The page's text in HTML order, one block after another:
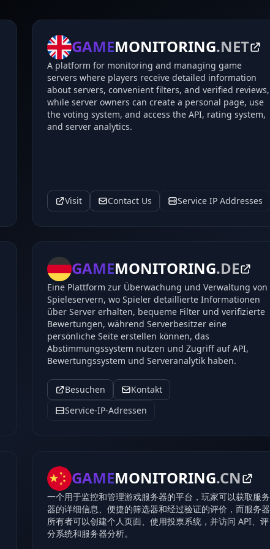
GAMEMONITORING.NET
A platform for monitoring and managing game
servers where players receive detailed information
about servers, convenient filters, and verified reviews,
while server owners can create a personal page, use
the voting system, and access the API, rating system,
and server analytics.
Visit Contact Us Service IP Addresses
GAMEMONITORING.DE
Eine Plattform zur Überwachung und Verwaltung von
Spieleservern, wo Spieler detaillierte Informationen
über Server erhalten, bequeme Filter und verifizierte
Bewertungen, während Serverbesitzer eine
persönliche Seite erstellen können, das
Abstimmungssystem nutzen und Zugriff auf API,
Bewertungssystem und Serveranalytik haben.
Besuchen
Kontakt
Service-IP-Adressen
GAMEMONITORING.CN
一个用于监控和管理游戏服务器的平台，玩家可以获取服务
器的详细信息、便捷的筛选器和经过验证的评价，而服务器
所有者可以创建个人页面、使用投票系统，并访问 API、评
分系统和服务器分析。